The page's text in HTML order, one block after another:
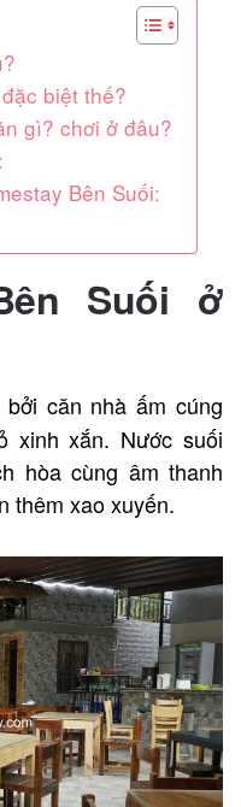
biệt thế?
gì? chơi ở đâu?
Bên Suối:
Suối ở
bởi căn nhà ấm cúng
xinh xắn. Nước suối
hòa cùng âm thanh
thêm xao xuyến.